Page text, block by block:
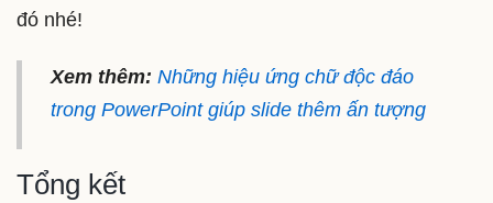
đó nhé!
Xem thêm: Những hiệu ứng chữ độc đáo
trong PowerPoint giúp slide thêm ấn tượng
Tổng kết